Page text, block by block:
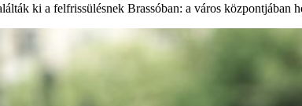
ki a felfrissülésnek Brassóban: a város központjában